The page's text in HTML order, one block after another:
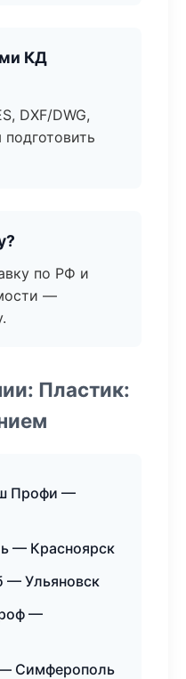
КД
DXF/DWG,
по РФ и
—
Пластик:
Профи —
— Красноярск
— Ульяновск
—
Симферополь